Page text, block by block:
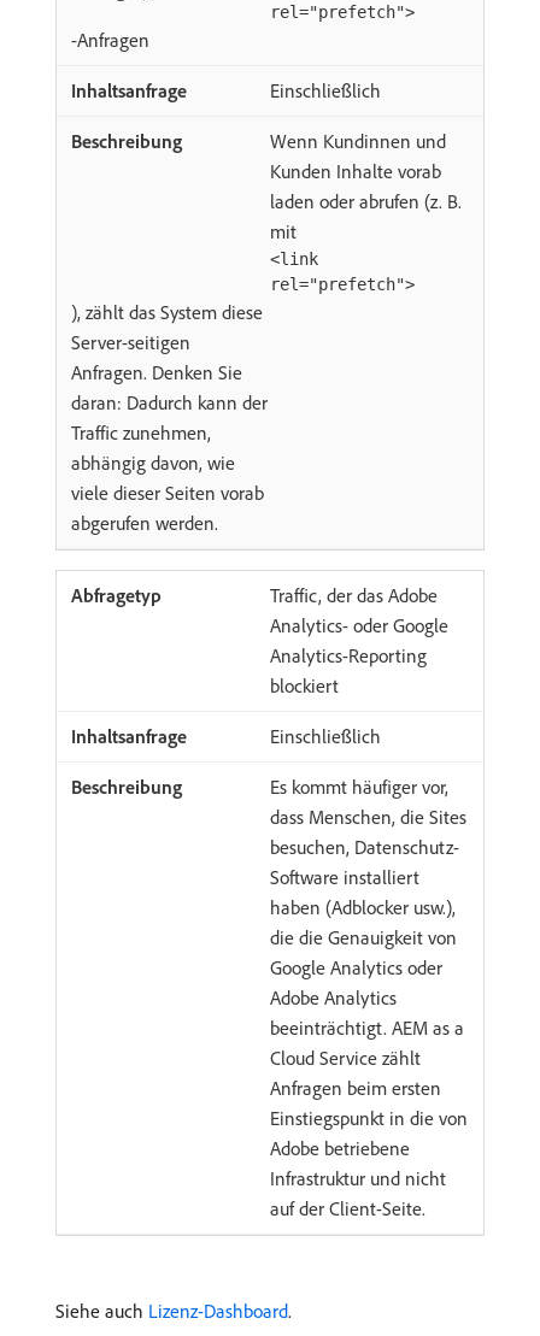
rel="prefetch">
-Anfragen
Einschließlich
Wenn Kundinnen und
Kunden Inhalte vorab
laden oder abrufen (z. B.
mit
<link
rel="prefetch">
), zählt das System diese
Server-seitigen
Anfragen. Denken Sie
daran: Dadurch kann der
Traffic zunehmen,
abhängig davon, wie
viele dieser Seiten vorab
abgerufen werden.
Traffic, der das Adobe
Analytics- oder Google
Analytics-Reporting
blockiert
Einschließlich
Es kommt häufiger vor,
dass Menschen, die Sites
besuchen, Datenschutz-
Software installiert
haben (Adblocker usw.),
die die Genauigkeit von
Google Analytics oder
Adobe Analytics
beeinträchtigt. AEM as a
Cloud Service zählt
Anfragen beim ersten
Einstiegspunkt in die von
Adobe betriebene
Infrastruktur und nicht
auf der Client-Seite.
Siehe auch Lizenz-Dashboard.